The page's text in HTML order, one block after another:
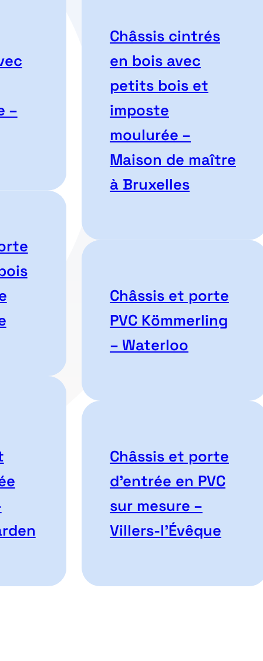
–
Châssis cintrés
en bois avec
petits bois et
imposte
moulurée –
Maison de maître
à Bruxelles
Châssis et porte
PVC Kömmerling
– Waterloo
Châssis et porte
d’entrée en PVC
sur mesure –
Villers-l’Évêque